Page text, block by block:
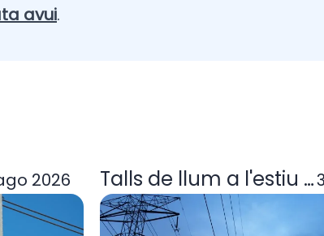
avui.
elèctrica deixa
2026 Talls de llum a l'estiu